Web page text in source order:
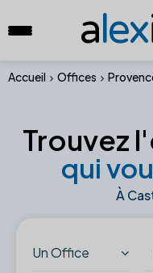
alex
Accueil Offices
Trouvez
qui
À
Un Office